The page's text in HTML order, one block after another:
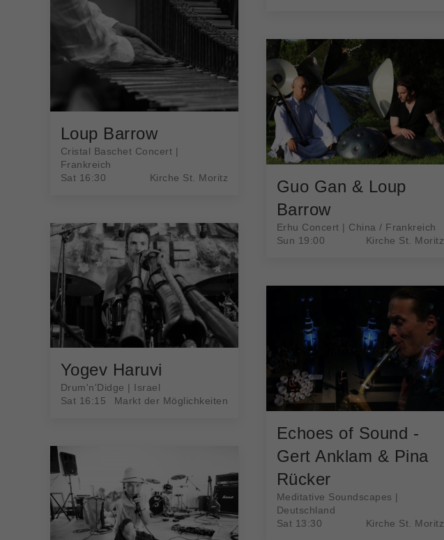
Loup Barrow
Cristal Baschet Concert |
Frankreich
Sat 16:30
Kirche St. Moritz
Guo Gan & Loup
Barrow
Erhu Concert | China / Frankreich
Sun 19:00
Kirche St. Moritz
Yogev Haruvi
Drum'n'Didge | Israel
Sat 16:15
Markt der Möglichkeiten
Echoes of Sound -
Gert Anklam & Pina
Rücker
Meditative Soundscapes |
Deutschland
Sat 13:30
Kirche St. Moritz